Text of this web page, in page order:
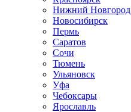
Нижний Новгород
Новосибирск
Пермь
Саратов
Сочи
Тюмень
Ульяновск
Уфа
Чебоксары
Ярославль